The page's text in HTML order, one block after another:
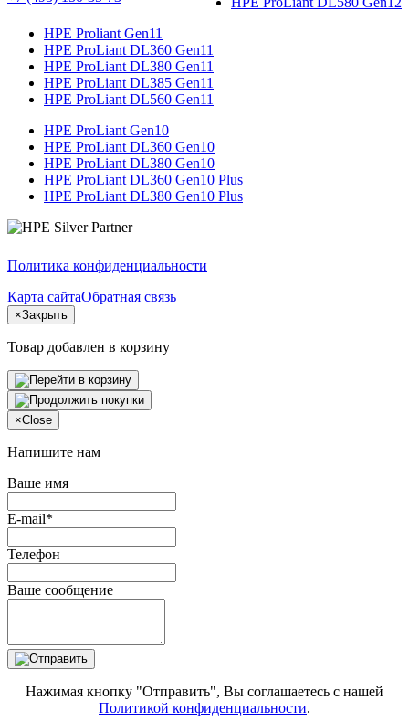
HPE Proliant Gen11
HPE ProLiant DL360 Gen11
HPE ProLiant DL380 Gen11
HPE ProLiant DL385 Gen11
HPE ProLiant DL560 Gen11
HPE ProLiant Gen10
HPE ProLiant DL360 Gen10
HPE ProLiant DL380 Gen10
HPE ProLiant DL360 Gen10 Plus
HPE ProLiant DL380 Gen10 Plus
Политика конфиденциальности
Карта сайтаОбратная связь
×Закрыть
Товар добавлен в корзину
×Close
Напишите нам
Ваше имя
E-mail*
Телефон
Ваше сообщение
Нажимая кнопку "Отправить", Вы соглашаетесь с нашей
Политикой конфиденциальности.